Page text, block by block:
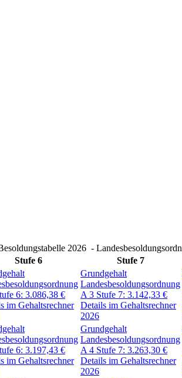
2026 -
Stufe 6 Stufe 7
6: 3.086,38 €
im Gehaltsrechner
Grundgehalt
Landesbesoldungsordnung
A 3 Stufe 7: 3.142,33 €
Details im Gehaltsrechner
2026
6: 3.197,43 €
im Gehaltsrechner
Grundgehalt
Landesbesoldungsordnung
A 4 Stufe 7: 3.263,30 €
Details im Gehaltsrechner
2026